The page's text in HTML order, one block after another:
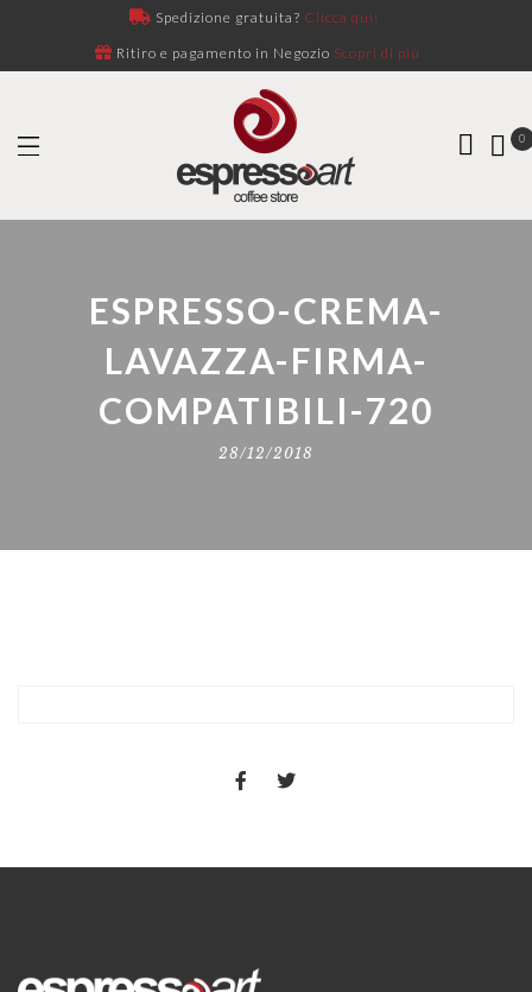
Spedizione gratuita? Clicca qui!
Ritiro e pagamento in Negozio Scopri di più
0
ESPRESSO-CREMA-
LAVAZZA-FIRMA-
COMPATIBILI-720
28/12/2018